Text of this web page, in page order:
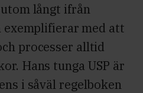
långt ifrån
exemplifierar med att
processer alltid
Hans tunga USP är
i såväl regelboken